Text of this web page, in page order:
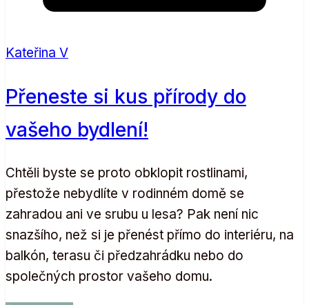
Kateřina V
Přeneste si kus přírody do
vašeho bydlení!
Chtěli byste se proto obklopit rostlinami,
přestože nebydlíte v rodinném domě se
zahradou ani ve srubu u lesa? Pak není nic
snazšího, než si je přenést přímo do interiéru, na
balkón, terasu či předzahrádku nebo do
společných prostor vašeho domu.